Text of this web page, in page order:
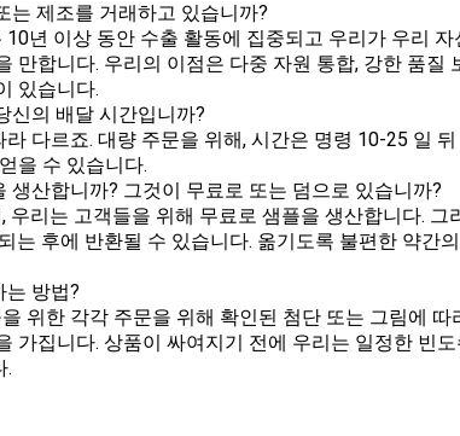
는 제조를 거래하고 있습니까?
10년 이상 동안 수출 활동에 집중되고 우리가 우리
만합니다. 우리의 이점은 다중 자원 통합, 강한 품질
있습니다.
신의 배달 시간입니까?
라 다르죠. 대량 주문을 위해, 시간은 명령 10-25 일
을 수 있습니다.
생산합니까? 그것이 무료로 또는 덤으로 있습니까?
우리는 고객들을 위해 무료로 샘플을 생산합니다. 그
는 후에 반환될 수 있습니다. 옮기도록 불편한 약간
는 방법?
위한 각각 주문을 위해 확인된 첨단 또는 그림에
가집니다. 상품이 싸여지기 전에 우리는 일정한 빈
.